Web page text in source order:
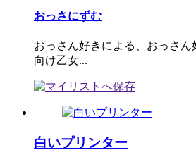
おっさにずむ
おっさん好きによる、おっさ
向け乙女...
白いプリンター